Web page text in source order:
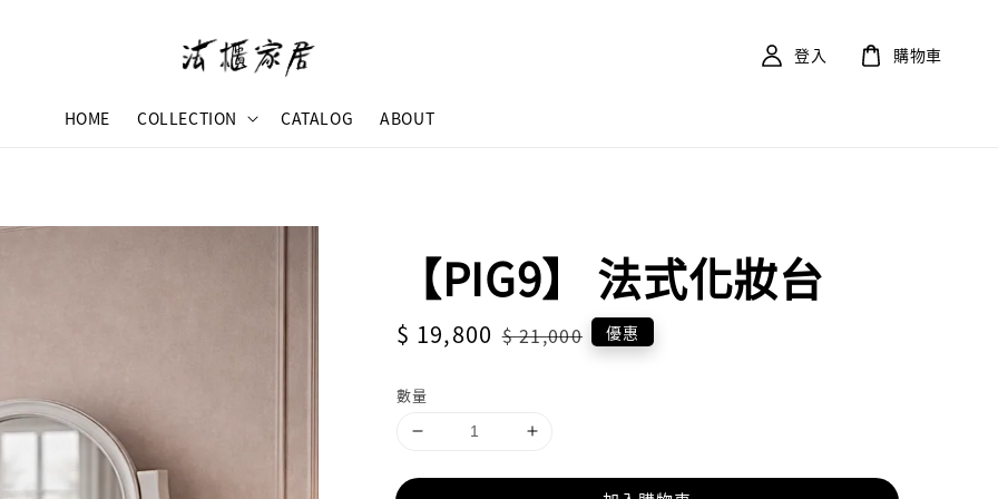
HOME COLLECTION CATALOG ABOUT
登入 購物車
【PIG9】 法式化妝台
Sale
$ 19,800 Regular
$ 21,000 優惠
數量